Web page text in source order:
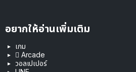
อยากให้อ่านเพิ่มเติม
เกม
 Arcade
วอลเปเปอร์